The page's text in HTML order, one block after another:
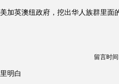
加英澳纽政府，挖出华人族群里面
留言时间
明白